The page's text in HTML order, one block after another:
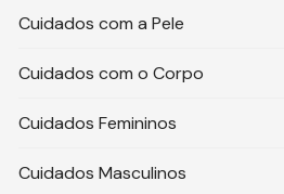
Cuidados com a Pele
Cuidados com o Corpo
Cuidados Femininos
Cuidados Masculinos